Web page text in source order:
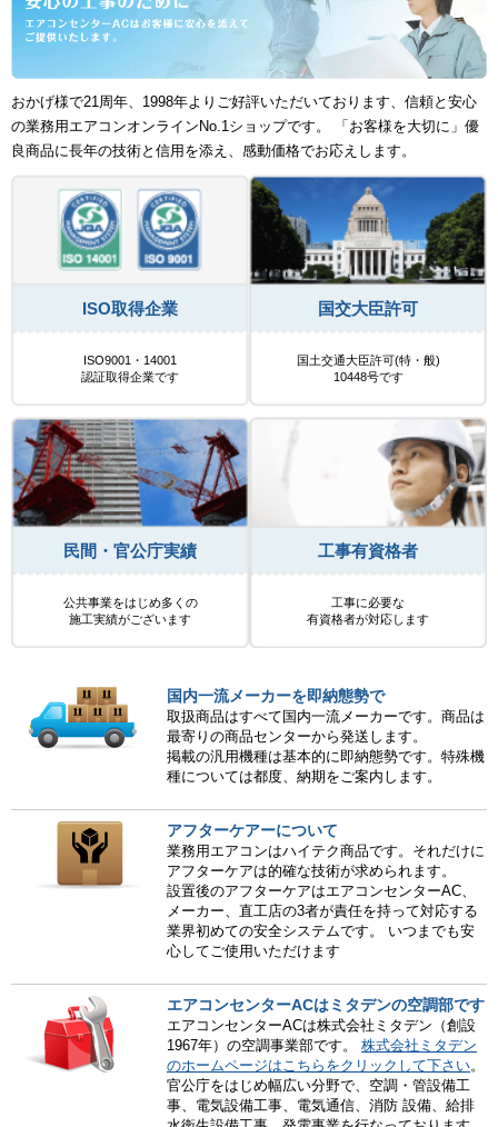
おかげ様で21周年、1998年よりご好評いただいております、信頼と安心
の業務用エアコンオンラインNo.1ショップです。 「お客様を大切に」優
良商品に長年の技術と信用を添え、感動価格でお応えします。
ISO取得企業
ISO9001・14001
認証取得企業です
国交大臣許可
国土交通大臣許可(特・般)
10448号です
民間・官公庁実績
公共事業をはじめ多くの
施工実績がございます
工事有資格者
工事に必要な
有資格者が対応します
国内一流メーカーを即納態勢で
取扱商品はすべて国内一流メーカーです。商品は
最寄りの商品センターから発送します。
掲載の汎用機種は基本的に即納態勢です。特殊機
種については都度、納期をご案内します。
アフターケアーについて
業務用エアコンはハイテク商品です。それだけに
アフターケアは的確な技術が求められます。
設置後のアフターケアはエアコンセンターAC、
メーカー、直工店の3者が責任を持って対応する
業界初めての安全システムです。 いつまでも安
心してご使用いただけます
エアコンセンターACはミタデンの空調部です
エアコンセンターACは株式会社ミタデン（創設
1967年）の空調事業部です。 株式会社ミタデン
のホームページはこちらをクリックして下さい。
官公庁をはじめ幅広い分野で、空調・管設備工
事、電気設備工事、電気通信、消防 設備、給排